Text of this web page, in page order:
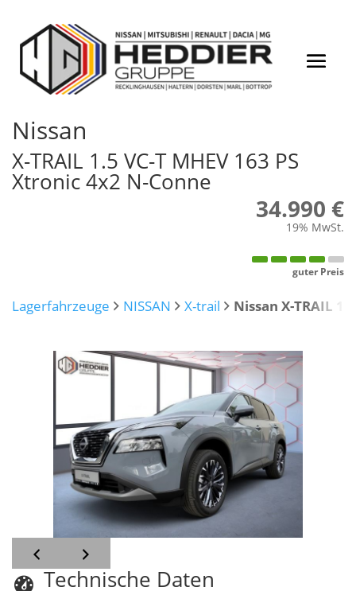
Nissan
X-TRAIL 1.5 VC-T MHEV 163 PS
Xtronic 4x2 N-Conne
34.990 €
19% MwSt.
guter Preis
Lagerfahrzeuge NISSAN X-trail Nissan X-TRAIL
Technische Daten